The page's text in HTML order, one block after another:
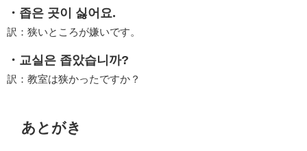
・좁은 곳이 싫어요.
訳：狭いところが嫌いです。
・교실은 좁았습니까?
訳：教室は狭かったですか？
あとがき